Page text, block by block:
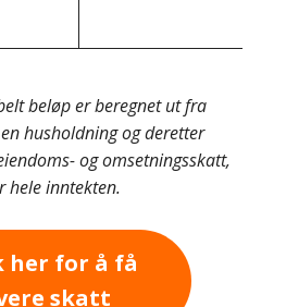
beløp er beregnet ut fra
husholdning og deretter
og omsetningsskatt,
hele inntekten.
her for å få
skatt